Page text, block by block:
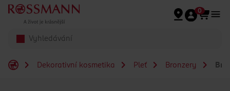
Přeskočit na hlavmní obsah
0
Dekorativní kosmetika Pleť Bronzery